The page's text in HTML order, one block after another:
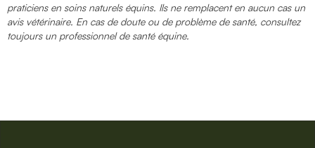
praticiens en soins naturels équins. Ils ne remplacent en aucun cas un
avis vétérinaire. En cas de doute ou de problème de santé, consultez
toujours un professionnel de santé équine.